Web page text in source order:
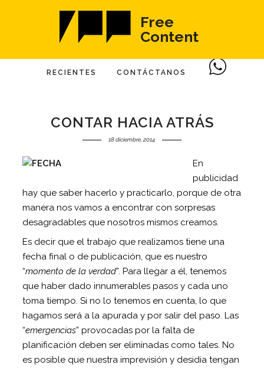
Free
Content
RECIENTES CONTÁCTANOS
CONTAR HACIA ATRÁS
18 diciembre, 2014
En
publicidad
hay que saber hacerlo y practicarlo, porque de otra
manera nos vamos a encontrar con sorpresas
desagradables que nosotros mismos creamos.
Es decir que el trabajo que realizamos tiene una
fecha final o de publicación, que es nuestro
“momento de la verdad”. Para llegar a él, tenemos
que haber dado innumerables pasos y cada uno
toma tiempo. Si no lo tenemos en cuenta, lo que
hagamos será a la apurada y por salir del paso. Las
“emergencias” provocadas por la falta de
planificación deben ser eliminadas como tales. No
es posible que nuestra imprevisión y desidia tengan